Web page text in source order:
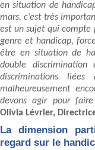
en situation de
mars, c’est très
est un sujet qui compte
genre et handicap,
être en situation de
double discrimination
discriminations
malheureusement
devons agir pour
Olivia Lévrier, Directrice
La dimension
regard sur le